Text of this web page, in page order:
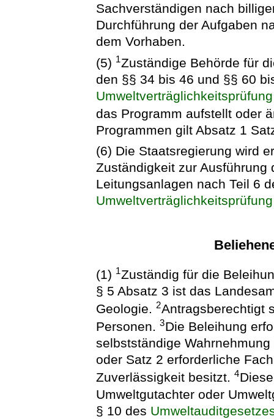
Sachverständigen nach
Durchführung der Aufgaben
dem Vorhaben.
(5) 1Zuständige Behörde für
den §§ 34 bis 46 und §§ 60
Umweltverträglichkeitsprüfung
das Programm aufstellt oder
Programmen gilt Absatz 1
(6) Die Staatsregierung wird
Zuständigkeit zur Ausführung
Leitungsanlagen nach Teil 6
Umweltverträglichkeitsprüfung
(1) 1Zuständig für die
§ 5 Absatz 3 ist das
Geologie.2Antragsberechtigt
Personen.3Die Beleihung
selbstständige
oder Satz 2 erforderliche
Zuverlässigkeit besitzt.4
Umweltgutachter oder
§ 10 des